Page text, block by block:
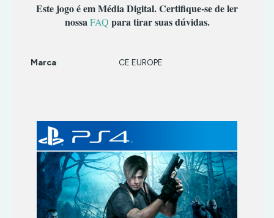
RPG
SIMULADOR
TIRO
Este jogo é em Média Digital. Certifique-se de ler
nossaFAQ para tirar suas dúvidas.
Marca
CE EUROPE